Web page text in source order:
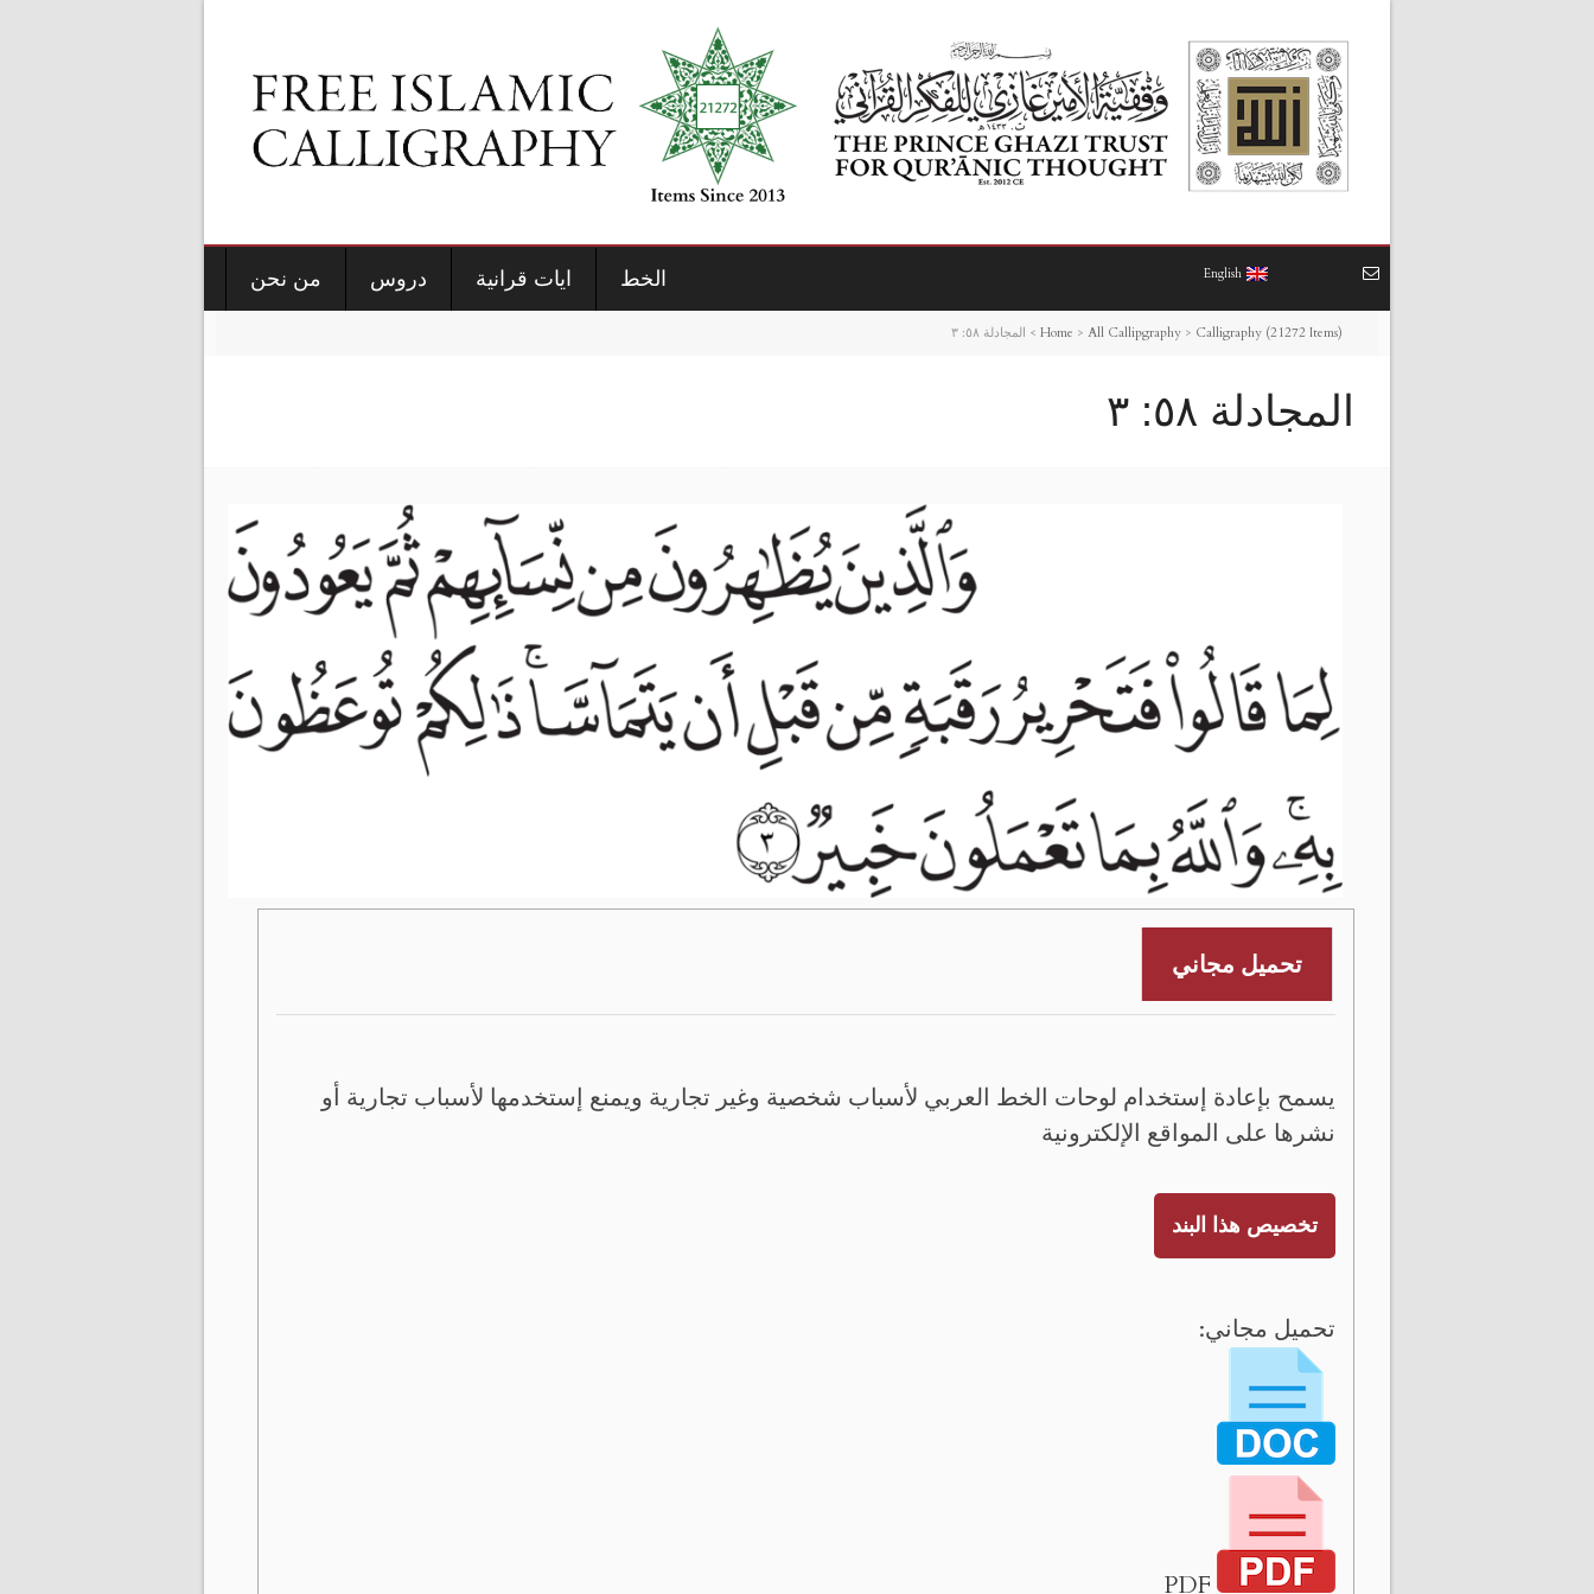
الخط ايات قرانية دروس من نحن English
Home > All Callipgraphy > Calligraphy (21272 Items)
> المجادلة ٥٨: ٣
المجادلة ٥٨: ٣
تحميل مجاني
يسمح بإعادة إستخدام لوحات الخط العربي لأسباب شخصية وغير تجارية ويمنع إستخدمها لأسباب تجارية أو
نشرها على المواقع الإلكترونية
تخصيص هذا البند
تحميل مجاني:
PDF